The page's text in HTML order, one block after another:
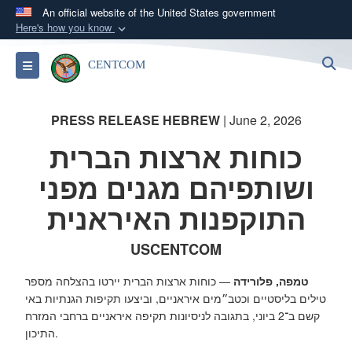
An official website of the United States government
Here's how you know
Official websites use .mil
A.milwebsite belongs to an official U.S.
States.
Secure .mil websites use HTTPS
connected to the .mil website. Share sensitive
information only on official, secure websites.
Toggle navigationCENTCOM
PRESS RELEASE HEBREW| June 2, 2026
כוחות ארצות הברית
ושותפיהם מגנים מפני
התוקפנות האיראנית
USCENTCOM
טמפה, פלורידה — כוחות ארצות הברית יירטו בהצלחה מספר
טילים בליסטיים וכטב״מים איראניים, וביצעו תקיפות הגנתיות באי
קשם ב־2 ביוני, בתגובה לניסיונות תקיפה איראניים ברחבי המזרח
התיכון.